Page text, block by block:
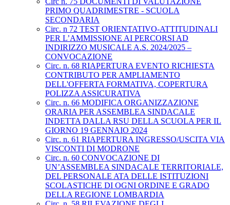
PRIMO QUADRIMESTRE - SCUOLA
SECONDARIA
Circ. n 72 TEST ORIENTATIVO-ATTITUDINALI
PER L’AMMISSIONE AI PERCORSI AD
INDIRIZZO MUSICALE A.S. 2024/2025 –
CONVOCAZIONE
Circ. n. 68 RIAPERTURA EVENTO RICHIESTA
CONTRIBUTO PER AMPLIAMENTO
DELL'OFFERTA FORMATIVA, COPERTURA
POLIZZA ASSICURATIVA
Circ. n. 66 MODIFICA ORGANIZZAZIONE
ORARIA PER ASSEMBLEA SINDACALE
INDETTA DALLA RSU DELLA SCUOLA PER IL
GIORNO 19 GENNAIO 2024
Circ. n. 61 RIAPERTURA INGRESSO/USCITA VIA
VISCONTI DI MODRONE
Circ. n. 60 CONVOCAZIONE DI
UN’ASSEMBLEA SINDACALE TERRITORIALE,
DEL PERSONALE ATA DELLE ISTITUZIONI
SCOLASTICHE DI OGNI ORDINE E GRADO
DELLA REGIONE LOMBARDIA